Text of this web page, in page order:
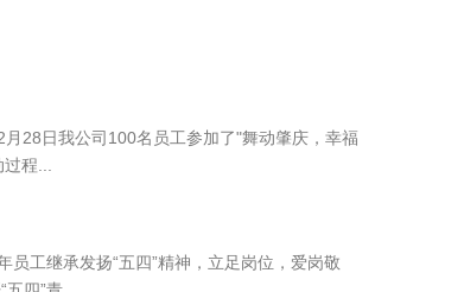
28日我公司100名员工参加了"舞动肇庆，幸福
程...
工继承发扬“五四”精神，立足岗位，爱岗敬